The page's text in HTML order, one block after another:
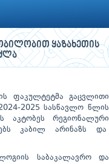
ყაზახეთის
ფაკულტეტმა გაცვლითი
2025 სასწავლო წლის
აკტობეს რეგიონალური
კაბილ არინაზს და
საბაკალავრო და